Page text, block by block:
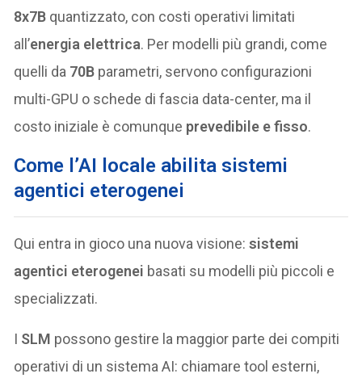
8x7B quantizzato, con costi operativi limitati
all’energia elettrica. Per modelli più grandi, come
quelli da 70B parametri, servono configurazioni
multi-GPU o schede di fascia data-center, ma il
costo iniziale è comunque prevedibile e fisso.
Come l’AI locale abilita sistemi
agentici eterogenei
Qui entra in gioco una nuova visione:sistemi
agentici eterogenei basati su modelli più piccoli e
specializzati.
I SLM possono gestire la maggior parte dei compiti
operativi di un sistema AI: chiamare tool esterni,